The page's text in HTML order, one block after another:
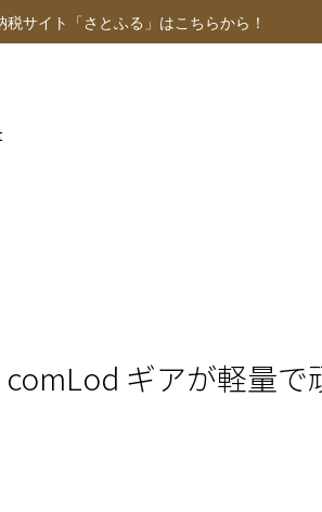
税サイト「さとふる」はこちらから！
ギアが軽量で